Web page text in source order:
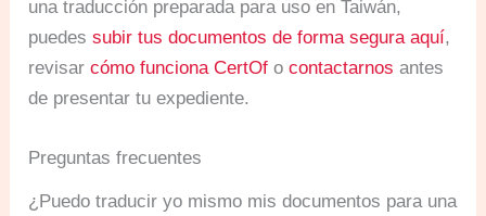
una traducción preparada para uso en Taiwán,
puedessubir tus documentos de forma segura aquí,
revisarcómo funciona CertOf ocontactarnos antes
de presentar tu expediente.
Preguntas frecuentes
¿Puedo traducir yo mismo mis documentos para una